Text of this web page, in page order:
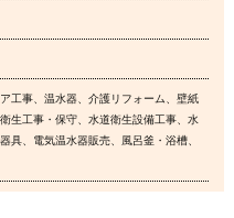
工事、温水器、介護リフォーム、壁紙
生工事・保守、水道衛生設備工事、水
具、電気温水器販売、風呂釜・浴槽、